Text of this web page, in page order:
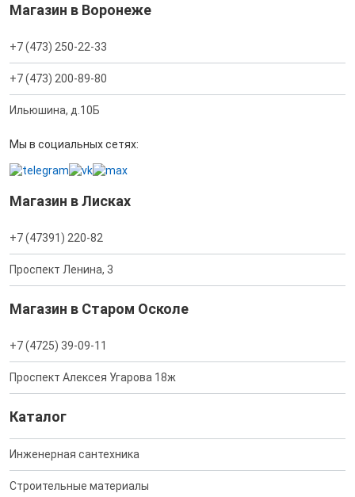
Магазин в Воронеже
+7 (473) 250-22-33
+7 (473) 200-89-80
Ильюшина, д.10Б
Мы в социальных сетях:
Магазин в Лисках
+7 (47391) 220-82
Проспект Ленина, 3
Магазин в Старом Осколе
+7 (4725) 39-09-11
Проспект Алексея Угарова 18ж
Каталог
Инженерная сантехника
Строительные материалы